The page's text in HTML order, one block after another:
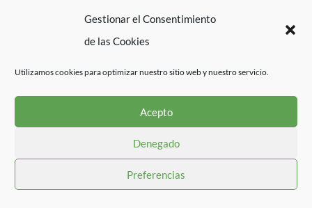
Gestionar el Consentimiento
de las Cookies
Utilizamos cookies para optimizar nuestro sitio web y nuestro servicio.
Acepto
Denegado
Preferencias